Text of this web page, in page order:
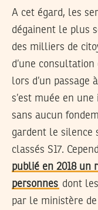
A cet égard, les
dégainent le plus
des milliers de
d’une
lors d’un passage
s’est muée en
sans aucun
gardent le silence
classés S17.
publié en 2018 un
personnes dont
par le ministère de